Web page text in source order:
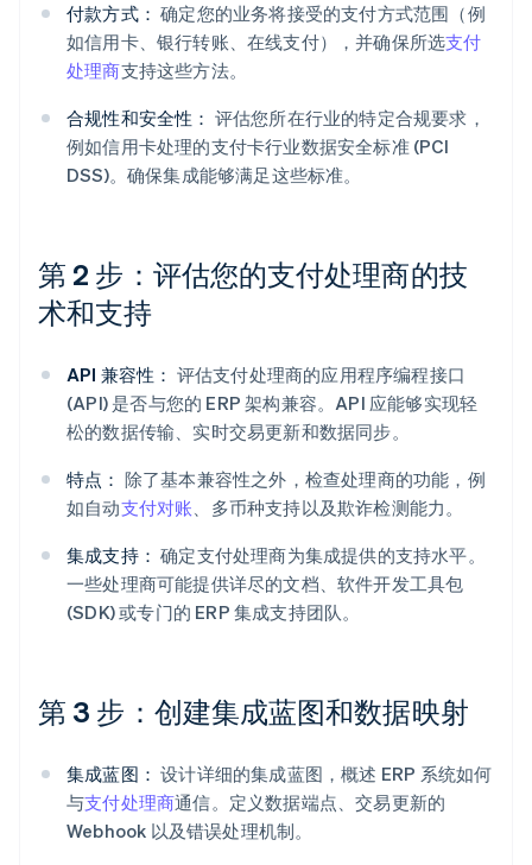
付款方式： 确定您的业务将接受的支付方式范围（例
如信用卡、银行转账、在线支付），并确保所选支付
处理商支持这些方法。
合规性和安全性： 评估您所在行业的特定合规要求，
例如信用卡处理的支付卡行业数据安全标准 (PCI
DSS)。确保集成能够满足这些标准。
第 2 步：评估您的支付处理商的技
术和支持
API 兼容性： 评估支付处理商的应用程序编程接口
(API) 是否与您的 ERP 架构兼容。API 应能够实现轻
松的数据传输、实时交易更新和数据同步。
特点： 除了基本兼容性之外，检查处理商的功能，例
如自动支付对账、多币种支持以及欺诈检测能力。
集成支持： 确定支付处理商为集成提供的支持水平。
一些处理商可能提供详尽的文档、软件开发工具包
(SDK) 或专门的 ERP 集成支持团队。
第 3 步：创建集成蓝图和数据映射
集成蓝图： 设计详细的集成蓝图，概述 ERP 系统如何
与支付处理商通信。定义数据端点、交易更新的
Webhook 以及错误处理机制。